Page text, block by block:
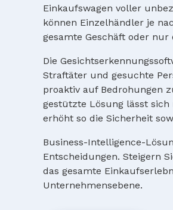
Einkaufswagen voller
können Einzelhändler je
gesamte Geschäft oder
Die
Straftäter und gesuchte
proaktiv auf Bedrohungen
gestützte Lösung lässt
erhöht so die Sicherheit
Business-Intelligence-
Entscheidungen. Steigern
das gesamte
Unternehmensebene.